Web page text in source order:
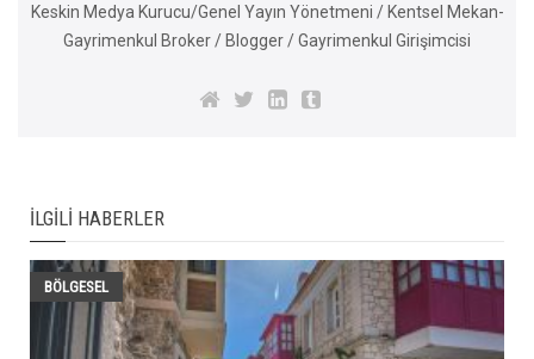
Keskin Medya Kurucu/Genel Yayın Yönetmeni / Kentsel Mekan-
Gayrimenkul Broker / Blogger / Gayrimenkul Girişimcisi
İLGILI HABERLER
BÖLGESEL